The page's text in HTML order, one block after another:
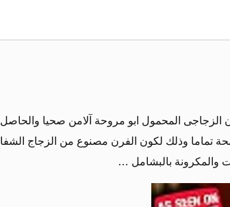
المحمول ابو مروحة آلامن صحيا والحاصل
تماما وذلك لكون الفرن مصنوع من الزجاج الشفا
والمكرونة بالبشامل …